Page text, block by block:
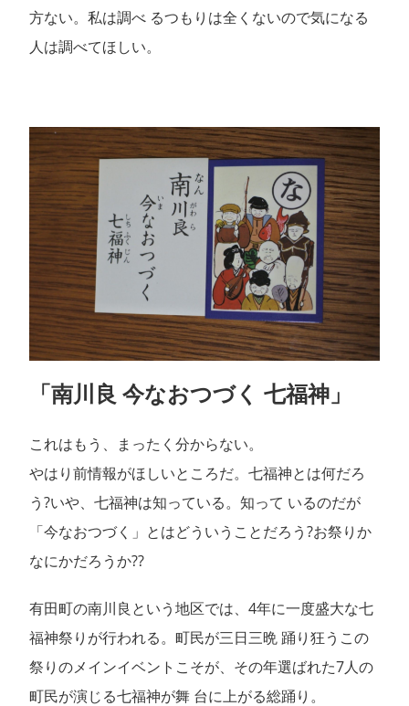
方ない。私は調べ るつもりは全くないので気になる
人は調べてほしい。
「南川良 今なおつづく 七福神」
これはもう、まったく分からない。
やはり前情報がほしいところだ。七福神とは何だろ
う?いや、七福神は知っている。知って いるのだが
「今なおつづく」とはどういうことだろう?お祭りか
なにかだろうか??
有田町の南川良という地区では、4年に一度盛大な七
福神祭りが行われる。町民が三日三晩 踊り狂うこの
祭りのメインイベントこそが、その年選ばれた7人の
町民が演じる七福神が舞 台に上がる総踊り。